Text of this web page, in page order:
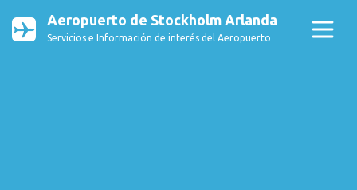
Aeropuerto de Stockholm Arlanda
Servicios e Información de interés del Aeropuerto